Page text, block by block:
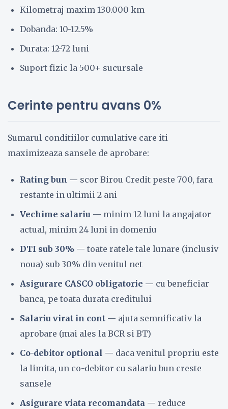
Kilometraj maxim 130.000 km
Dobanda: 10-12.5%
Durata: 12-72 luni
Suport fizic la 500+ sucursale
Cerinte pentru avans 0%
Sumarul conditiilor cumulative care iti
maximizeaza sansele de aprobare:
Rating bun — scor Birou Credit peste 700, fara
restante in ultimii 2 ani
Vechime salariu — minim 12 luni la angajator
actual, minim 24 luni in domeniu
DTI sub 30% — toate ratele tale lunare (inclusiv
noua) sub 30% din venitul net
Asigurare CASCO obligatorie — cu beneficiar
banca, pe toata durata creditului
Salariu virat in cont — ajuta semnificativ la
aprobare (mai ales la BCR si BT)
Co-debitor optional — daca venitul propriu este
la limita, un co-debitor cu salariu bun creste
sansele
Asigurare viata recomandata — reduce